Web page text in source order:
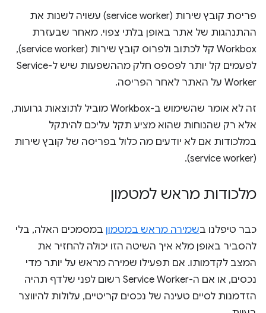
פריסת קובץ שירות (service worker) עשויה לשנות את
ההתנהגות של אתר באופן בלתי צפוי. מאחר שבעזרת
Workbox קל לכתוב ולפרוס קובץ שירות (service worker),
לפעמים קל יותר לפספס חלק מההשפעות שיש ל-Service
Worker על האתר לאחר הפריסה.
זה לא אומר שהשימוש ב-Workbox מוביל לתוצאות גרועות,
אלא רק שהנוחות שהוא מציע תקל עליכם להיתקל
במלכודות אם לא יודעים מה כלול בפריסה של קובץ שירות
(service worker).
מלכודות מראש למטמון
כבר טיפלנו בשמירה מראש במטמון במסמכים האלה, בלי
להסביר באופן מלא איך השיטה הזו יכולה להחזיר את
המצב לקדמותו. אם תפעילו שמירה מראש על יותר מדי
נכסים, או אם ה-Service Worker רשום לפני שלדף תהיה
הזדמנות לסיים טעינה של נכסים קריטיים, עלולות להיווצר